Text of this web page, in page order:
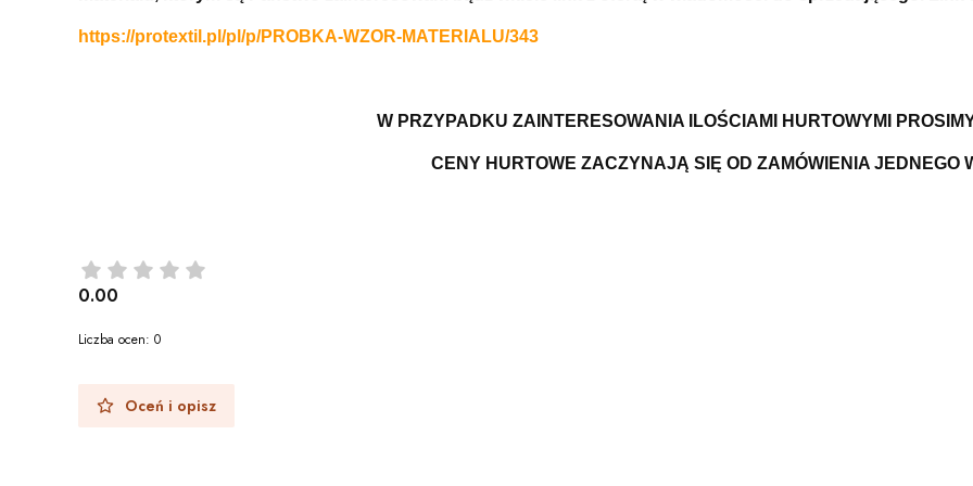
https://protextil.pl/pl/p/PROBKA-WZOR-MATERIALU/343
W PRZYPADKU ZAINTERESOWANIA ILOŚCIAMI HURTOWYMI
CENY HURTOWE ZACZYNAJĄ SIĘ OD ZAMÓWIENIA JEDNEGO
0.00
Liczba ocen: 0
Oceń i opisz